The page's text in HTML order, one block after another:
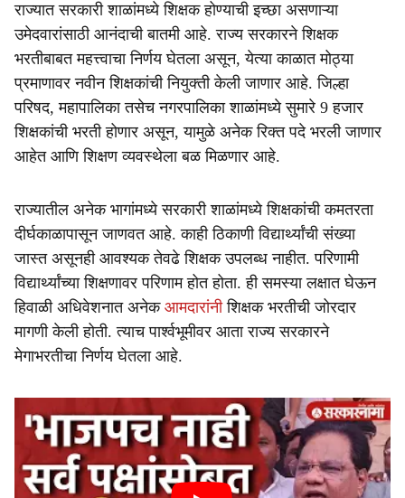
a
r
e
राज्यात सरकारी शाळांमध्ये शिक्षक होण्याची इच्छा असणाऱ्या
उमेदवारांसाठी आनंदाची बातमी आहे. राज्य सरकारने शिक्षक
भरतीबाबत महत्त्वाचा निर्णय घेतला असून, येत्या काळात मोठ्या
प्रमाणावर नवीन शिक्षकांची नियुक्ती केली जाणार आहे. जिल्हा
परिषद, महापालिका तसेच नगरपालिका शाळांमध्ये सुमारे 9 हजार
शिक्षकांची भरती होणार असून, यामुळे अनेक रिक्त पदे भरली जाणार
आहेत आणि शिक्षण व्यवस्थेला बळ मिळणार आहे.
राज्यातील अनेक भागांमध्ये सरकारी शाळांमध्ये शिक्षकांची कमतरता
दीर्घकाळापासून जाणवत आहे. काही ठिकाणी विद्यार्थ्यांची संख्या
जास्त असूनही आवश्यक तेवढे शिक्षक उपलब्ध नाहीत. परिणामी
विद्यार्थ्यांच्या शिक्षणावर परिणाम होत होता. ही समस्या लक्षात घेऊन
हिवाळी अधिवेशनात अनेक आमदारांनीशिक्षक भरतीची जोरदार
मागणी केली होती. त्याच पार्श्वभूमीवर आता राज्य सरकारने
मेगाभरतीचा निर्णय घेतला आहे.